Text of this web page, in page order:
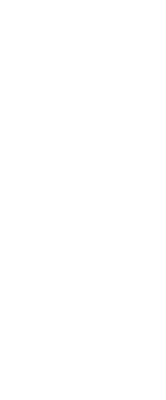
Cuando se dice
por algo y este
‘Si yo tuviera
6.000-7.000
era un